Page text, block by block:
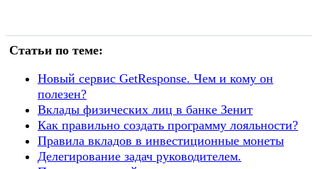
Статьи по теме:
Новый сервис GetResponse. Чем и кому он
полезен?
Вклады физических лиц в банке Зенит
Как правильно создать программу лояльности?
Правила вкладов в инвестиционные монеты
Делегирование задач руководителем.